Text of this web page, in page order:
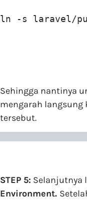
ln -s laravel/
Sehingga nantinya
mengarah langsung
tersebut.
STEP 5: Selanjutnya
Environment.